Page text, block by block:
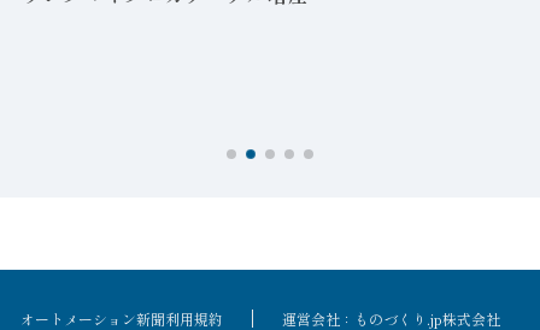
オートメーション新聞利用規約 運営会社：ものづくり.jp株式会社